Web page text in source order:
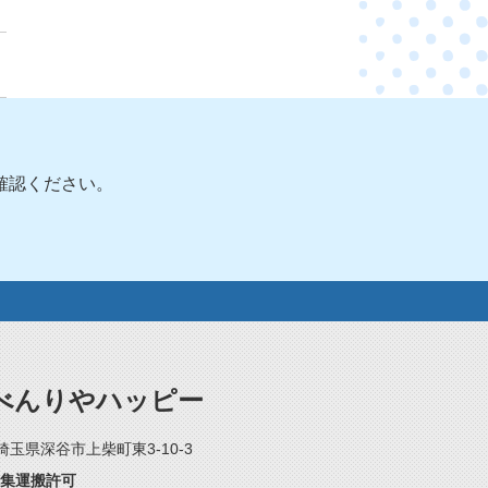
認ください。
んりやハッピー
玉県深谷市上柴町東3-10-3
運搬許可